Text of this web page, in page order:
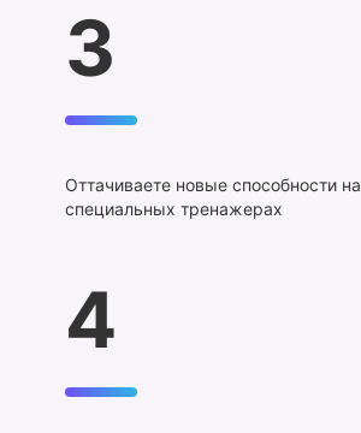
3
Оттачиваете новые способности на
специальных тренажерах
4